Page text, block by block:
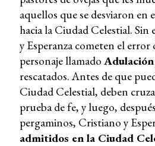
aquellos que se desviaron en
hacia la Ciudad Celestial.
y Esperanza cometen el error
personaje llamado Adulación
rescatados. Antes de que
Ciudad Celestial, deben
prueba de fe, y luego,
pergaminos, Cristiano y
admitidos en la Ciudad